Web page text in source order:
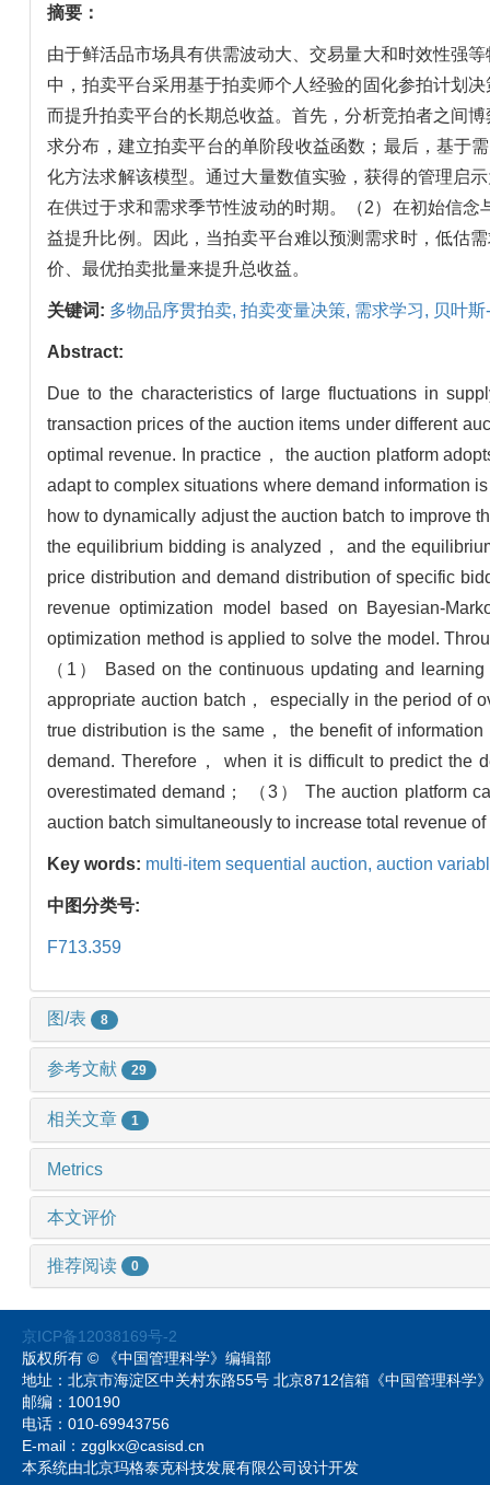
摘要：
由于鲜活品市场具有供需波动大、交易量大和时效性强
中，拍卖平台采用基于拍卖师个人经验的固化参拍计划
而提升拍卖平台的长期总收益。首先，分析竞拍者之间
求分布，建立拍卖平台的单阶段收益函数；最后，基于
化方法求解该模型。通过大量数值实验，获得的管理启
在供过于求和需求季节性波动的时期。（2）在初始信
益提升比例。因此，当拍卖平台难以预测需求时，低估
价、最优拍卖批量来提升总收益。
关键词: 多物品序贯拍卖, 拍卖变量决策, 需求学习, 贝叶
Abstract:
Due to the characteristics of large fluctuations in
transaction prices of the auction items under different
optimal revenue. In practice， the auction platform
adapt to complex situations where demand information
how to dynamically adjust the auction batch to improve
the equilibrium bidding is analyzed， and the
price distribution and demand distribution of specific
revenue optimization model based on Bayesian-
optimization method is applied to solve the model.
（1） Based on the continuous updating and
appropriate auction batch， especially in the period of
true distribution is the same， the benefit of
demand. Therefore， when it is difficult to predict the
overestimated demand； （3） The auction platform
auction batch simultaneously to increase total revenue
Key words: multi-item sequential auction, auction
中图分类号:
F713.359
图/表 8
参考文献 29
相关文章 1
Metrics
本文评价
推荐阅读 0
京ICP备12038169号-2
版权所有 © 《中国管理科学》编辑部
地址：北京市海淀区中关村东路55号 北京8712信箱《中国管理科
邮编：100190
电话：010-69943756
E-mail：zgglkx@casisd.cn
本系统由北京玛格泰克科技发展有限公司设计开发